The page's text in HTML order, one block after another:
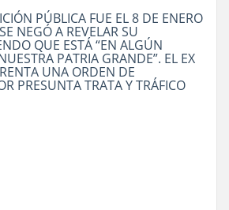
PÚBLICA FUE EL 8 DE ENERO
NEGÓ A REVELAR SU
QUE ESTÁ “EN ALGÚN
PATRIA GRANDE”. EL EX
UNA ORDEN DE
PRESUNTA TRATA Y TRÁFICO